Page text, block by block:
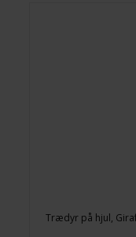
Trædyr på hjul,